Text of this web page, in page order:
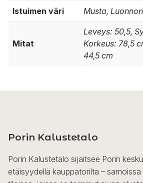
Istuimen väri Musta,
Mitat
Leveys: 50,5,
Korkeus: 78,5
44,5 cm
Porin Kalustetalo
Porin Kalustetalo sijaitsee Porin
etäisyydellä kauppatorilta –